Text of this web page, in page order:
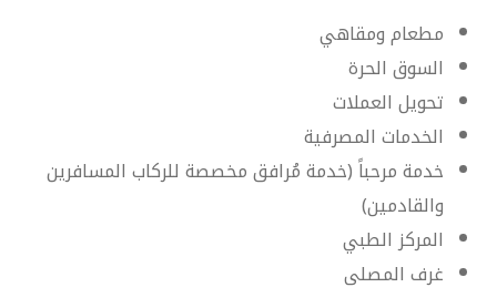
مطعام ومقاهي
السوق الحرة
تحويل العملات
الخدمات المصرفية
خدمة مرحباً (خدمة مُرافق مخصصة للركاب المسافرين
والقادمين)
المركز الطبي
غرف المصلى